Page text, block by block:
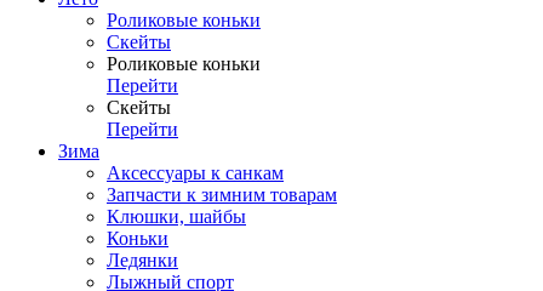
Роликовые коньки
Скейты
Роликовые коньки
Перейти
Скейты
Перейти
Зима
Аксессуары к санкам
Запчасти к зимним товарам
Клюшки, шайбы
Коньки
Ледянки
Лыжный спорт